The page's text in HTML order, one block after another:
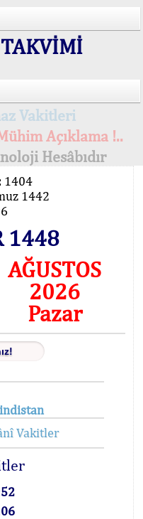
Vakitleri
Açıklama !..
Hesâbıdır
1404
1442
1448
AĞUSTOS
2026
Pazar
Vakitler